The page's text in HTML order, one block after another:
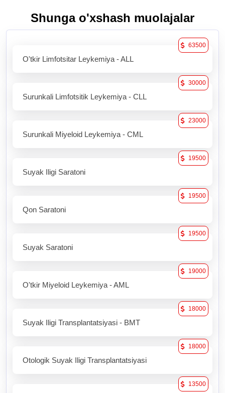
Shunga o'xshash muolajalar
O'tkir Limfotsitar Leykemiya - ALL
63500
Surunkali Limfotsitik Leykemiya - CLL
30000
Surunkali Miyeloid Leykemiya - CML
23000
Suyak Iligi Saratoni
19500
Qon Saratoni
19500
Suyak Saratoni
19500
O'tkir Miyeloid Leykemiya - AML
19000
Suyak Iligi Transplantatsiyasi - BMT
18000
Otologik Suyak Iligi Transplantatsiyasi
18000
13500